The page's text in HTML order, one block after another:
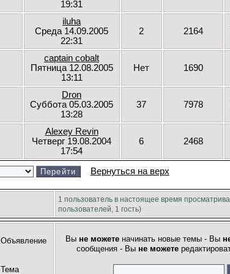
19:31
iluha
Среда 14.09.2005
22:31
2 2164
captain cobalt
Пятница 12.08.2005
13:11
Нет 1690
Dron
Суббота 05.03.2005
13:28
37 7978
Alexey Revin
Четверг 19.08.2004
17:54
6 2468
Вернуться на верх
1 пользователь в настоящее время
пользователей, 1 гость)
Объявление
Тема
Вы не можете начинать новые темы - Вы
сообщения - Вы не можете